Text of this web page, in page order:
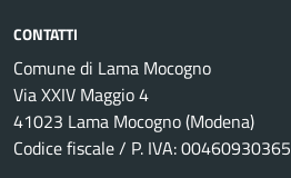
CONTATTI
Comune di Lama Mocogno
Via XXIV Maggio 4
41023 Lama Mocogno (Modena)
Codice fiscale / P. IVA: 00460930365